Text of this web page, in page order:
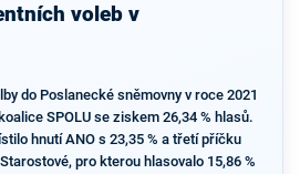
voleb v
do Poslanecké sněmovny v roce 2021
SPOLU se ziskem 26,34 % hlasů.
hnutí ANO s 23,35 % a třetí příčku
pro kterou hlasovalo 15,86 %